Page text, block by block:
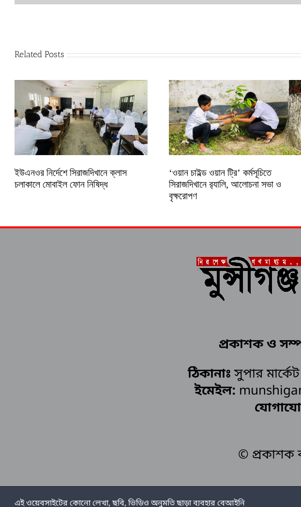
Related Posts
ইউএনওর নির্দেশে সিরাজদিখানে ক্লাস
চলাকালে মোবাইল ফোন নিষিদ্ধ
‘ওয়ান চাইল্ড ওয়ান ট্রি’ কর্মসূচিতে
সিরাজদিখানে র‍্যালি, আলোচনা সভা ও
বৃক্ষরোপণ
প্রকাশক ও
ঠিকানাঃ সুপার
ইমেইল:
© প্রকাশক
এই ওয়েবসাইটের কোনো লেখা, ছবি, ভিডিও অনুমতি ছাড়া ব্যবহার বেআইনি